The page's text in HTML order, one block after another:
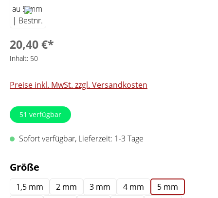
20,40 €*
Inhalt: 50
Preise inkl. MwSt. zzgl. Versandkosten
51 verfügbar
Sofort verfügbar, Lieferzeit: 1-3 Tage
Größe
1,5 mm 2 mm 3 mm 4 mm
5 mm